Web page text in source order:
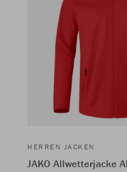
HERREN JACKEN
JAKO Allwetterjacke